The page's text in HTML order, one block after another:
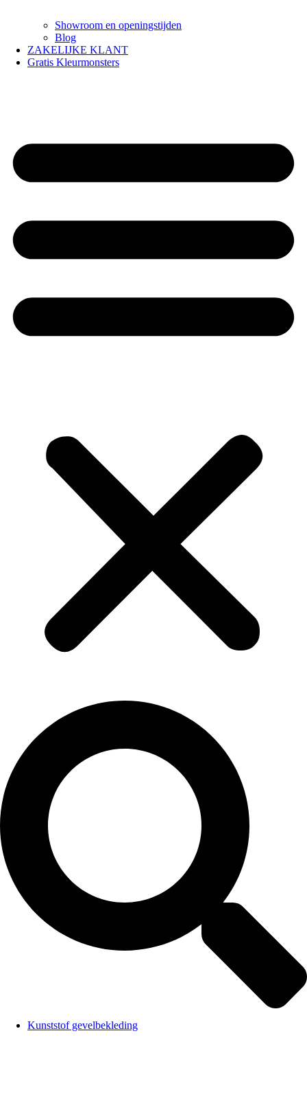
Showroom en openingstijden
Blog
ZAKELIJKE KLANT
Gratis Kleurmonsters
Kunststof gevelbekleding